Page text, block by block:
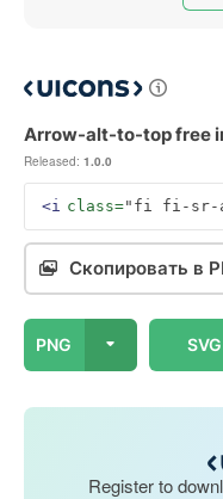
Arrow-alt-to-top free
Released: 1.0.0
<i class="fi fi-sr-
Скопировать в
PNG SVG
Register to